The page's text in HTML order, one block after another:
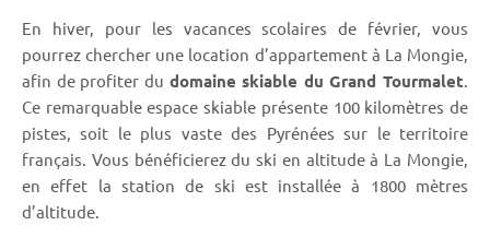
En hiver, pour les vacances scolaires de février, vous
pourrez chercher une location d’appartement à La Mongie,
afin de profiter du domaine skiable du Grand Tourmalet
Ce remarquable espace skiable présente 100 kilomètres de
pistes, soit le plus vaste des Pyrénées sur le territoire
français. Vous bénéficierez du ski en altitude à La Mongie,
en effet la station de ski est installée à 1800 mètres
d’altitude.